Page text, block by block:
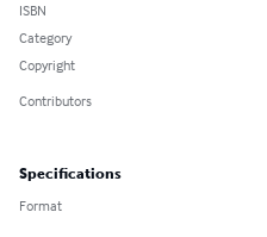
ISBN
Category
Copyright
Contributors
Specifications
Format